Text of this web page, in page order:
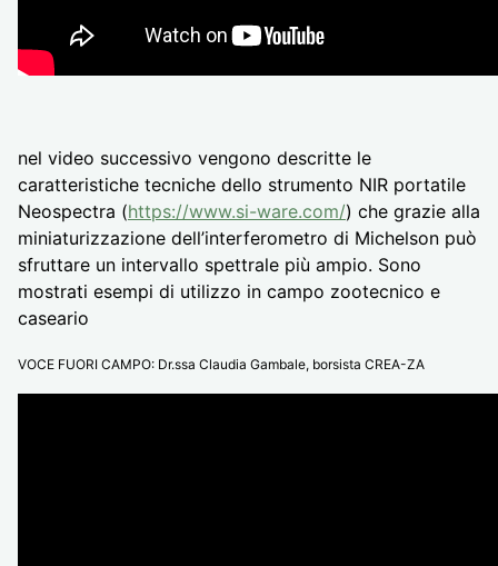
nel video successivo vengono descritte le
caratteristiche tecniche dello strumento NIR portatile
Neospectra (https://www.si-ware.com/) che grazie alla
miniaturizzazione dell’interferometro di Michelson può
sfruttare un intervallo spettrale più ampio. Sono
mostrati esempi di utilizzo in campo zootecnico e
caseario
VOCE FUORI CAMPO: Dr.ssa Claudia Gambale, borsista CREA-ZA